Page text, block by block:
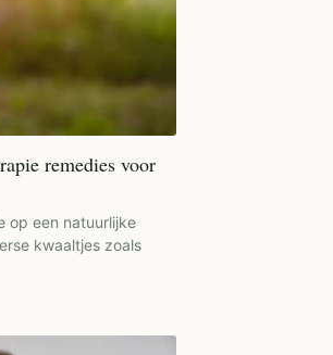
remedies voor
op een natuurlijke
kwaaltjes zoals